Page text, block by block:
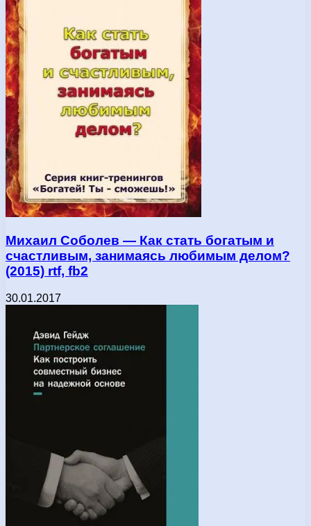
Михаил Соболев — Как стать богатым и
счастливым, занимаясь любимым делом?
(2015) rtf, fb2
30.01.2017